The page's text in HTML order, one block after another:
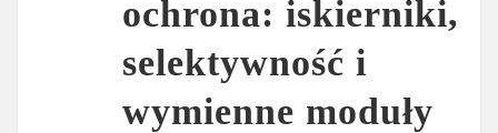
ochrona: iskierniki,
selektywność i
wymienne moduły